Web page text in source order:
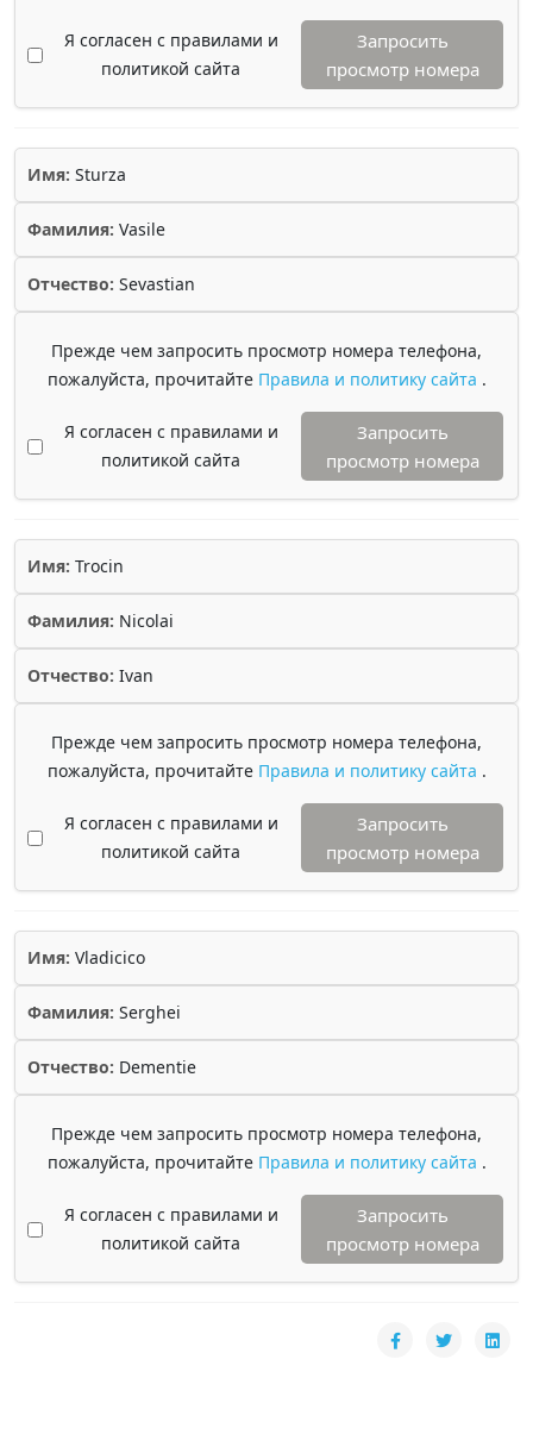
Я согласен с правилами и
политикой сайта
Запросить
просмотр номера
Имя: Sturza
Фамилия: Vasile
Отчество: Sevastian
Прежде чем запросить просмотр номера телефона,
пожалуйста, прочитайте Правила и политику сайта .
Я согласен с правилами и
политикой сайта
Запросить
просмотр номера
Имя: Trocin
Фамилия: Nicolai
Отчество: Ivan
Прежде чем запросить просмотр номера телефона,
пожалуйста, прочитайте Правила и политику сайта .
Я согласен с правилами и
политикой сайта
Запросить
просмотр номера
Имя: Vladicico
Фамилия: Serghei
Отчество: Dementie
Прежде чем запросить просмотр номера телефона,
пожалуйста, прочитайте Правила и политику сайта .
Я согласен с правилами и
политикой сайта
Запросить
просмотр номера